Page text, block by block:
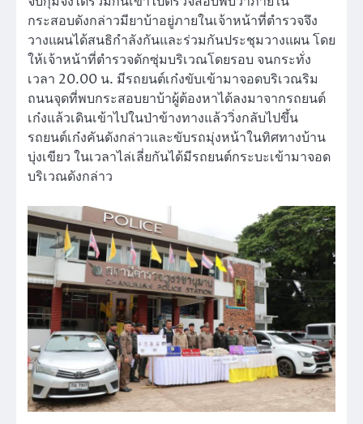
กระสอบดังกล่าวมียาบ้าอยู่ภายในเจ้าหน้าที่ตำรวจจึง
วางแผนได้สนธิกำลังกันและร่วมกันประชุมวางแผน โดย
ให้เจ้าหน้าที่ตำรวจดักซุ่มบริเวณโดยรอบ จนกระทั่ง
เวลา 20.00 น. มีรถยนต์เก๋งขับเข้ามาจอดบริเวณริม
ถนนจุดที่พบกระสอบยาบ้าผู้ต้องหาได้ลงมาจากรถยนต์
เก๋งแล้วเดินเข้าไปในป่าข้างทางแล้ววิ่งกลับไปขึ้น
รถยนต์เก๋งคันดังกล่าวและขับรถมุ่งหน้าในทิศทางบ้าน
บุ่งเขียว ในเวลาไล่เลี่ยกันได้มีรถยนต์กระบะเข้ามาจอด
บริเวณดังกล่าว